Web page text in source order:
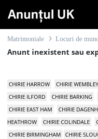
Matrimoniale Locuri de
Anunt inexistent sau
CHIRIE HARROW CHIRIE WEMBLEY
CHIRIE ILFORD
CHIRIE BARKING
CHIRIE EAST HAM
CHIRIE
HEATHROW
CHIRIE COLINDALE
CHIRIE BIRMINGHAM
CHIRIE